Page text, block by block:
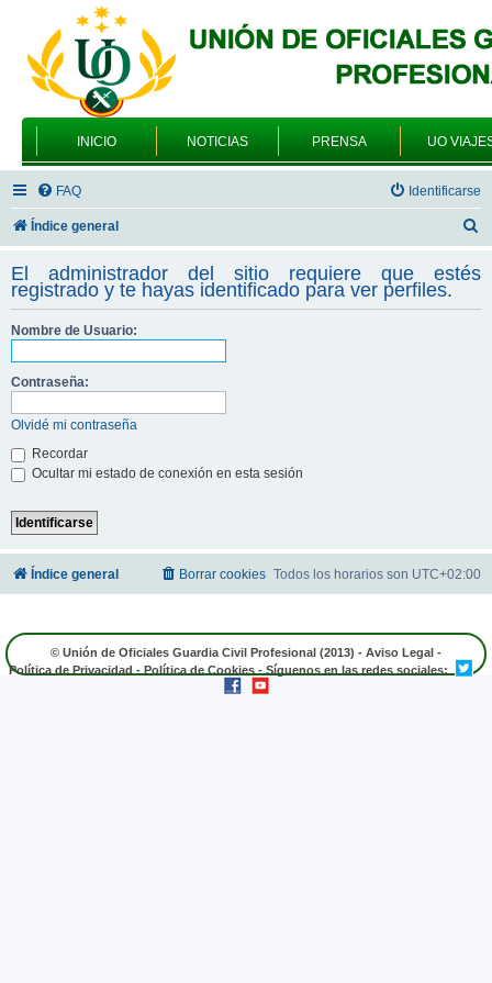
INICIO NOTICIAS PRENSA UO
FAQ Identificarse
Índice general
s
c
El administrador del sitio requiere que estés
registrado y te hayas identificado para ver perfiles.
Nombre de Usuario:
Contraseña:
Olvidé mi contraseña
Recordar
Ocultar mi estado de conexión en esta sesión
Índice general Todos los horarios son UTC+02:00
Borrar cookies
© Unión de Oficiales Guardia Civil Profesional (2013) - Aviso Legal -
Política de Privacidad - Política de Cookies - Síguenos en las redes sociales: